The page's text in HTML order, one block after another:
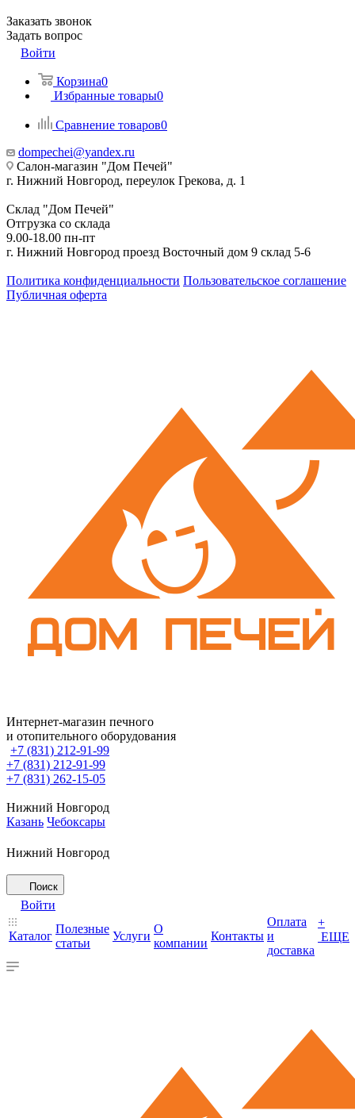
Заказать звонок
Задать вопрос
Войти
Корзина0
Избранные товары0
Сравнение товаров0
dompechei@yandex.ru
Салон-магазин "Дом Печей"
г. Нижний Новгород, переулок Грекова, д. 1
Склад "Дом Печей"
Отгрузка со склада
9.00-18.00 пн-пт
г. Нижний Новгород проезд Восточный дом 9 склад 5-6
Политика конфиденциальности Пользовательское соглашение
Публичная оферта
Интернет-магазин печного
и отопительного оборудования
+7 (831) 212-91-99
+7 (831) 212-91-99
+7 (831) 262-15-05
Нижний Новгород
Казань Чебоксары
Нижний Новгород
Поиск
Войти
Каталог
Полезные
статьи
Услуги
О
компании
Контакты
Оплата
и
доставка
+
ЕЩЕ